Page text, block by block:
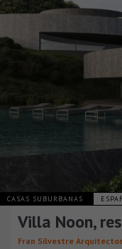
CASAS SUBURBANAS
Villa Noon,
Fran Silvestre